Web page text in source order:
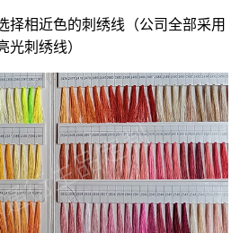
择相近色的刺绣线（公司全部采用
光刺绣线）